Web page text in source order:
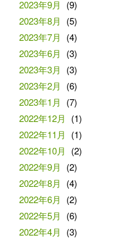
2023年9月
(9)
2023年8月
(5)
2023年7月
(4)
2023年6月
(3)
2023年3月
(3)
2023年2月
(6)
2023年1月
(7)
2022年12月
(1)
2022年11月
(1)
2022年10月
(2)
2022年9月
(2)
2022年8月
(4)
2022年6月
(2)
2022年5月
(6)
2022年4月
(3)